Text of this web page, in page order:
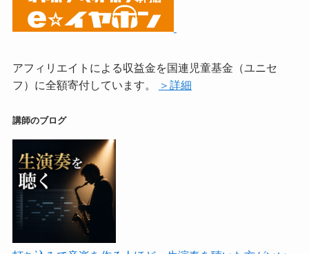
アフィリエイトによる収益金を国連児童基金（ユニセ
フ）に全額寄付しています。
＞詳細
講師のブログ